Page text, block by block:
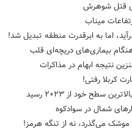
قتل شوهرش
درآید، اما به ابرقدرت منطقه تبدیل شد!
بیماری‌های دریچه‌ای قلب
نتیجه ابهام در مذاکرات
کربلا رفتی!
سطح خود از ۲۰۲۳ رسید
شمال در سوادکوه
موشک می‌گذرد، نه از تنگه هرمز!